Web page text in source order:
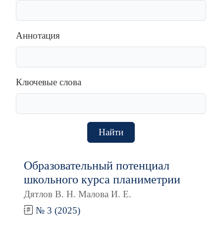
Аннотация
Ключевые слова
Найти
Образовательный потенциал
школьного курса планиметрии
Дятлов В. Н. Малова И. Е.
№ 3 (2025)